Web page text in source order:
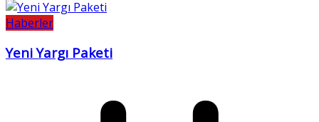
Haberler
Yeni Yargı Paketi